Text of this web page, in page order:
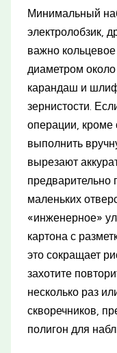
Минимальный
электролобзик,
важно
диаметром
карандаш и
зернистости.
операции, кроме
выполнить
вырезают
предварительно
маленьких
«инженерное»
картона с
это сокращает
захотите
несколько раз
скворечников,
полигон для